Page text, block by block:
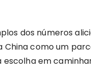
dos números
China como um
em